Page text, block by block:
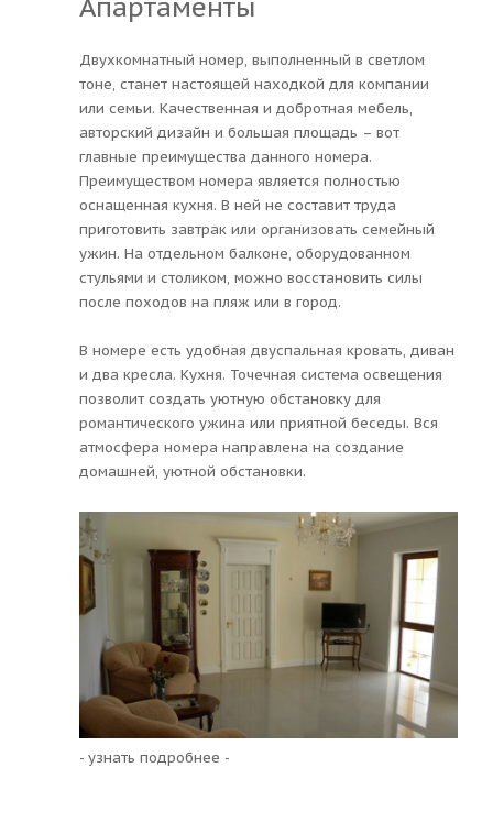
Двухкомнатный номер, выполненный в светлом
тоне, станет настоящей находкой для компании
или семьи. Качественная и добротная мебель,
авторский дизайн и большая площадь – вот
главные преимущества данного номера.
Преимуществом номера является полностью
оснащенная кухня. В ней не составит труда
приготовить завтрак или организовать семейный
ужин. На отдельном балконе, оборудованном
стульями и столиком, можно восстановить силы
после походов на пляж или в город.
В номере есть удобная двуспальная кровать, диван
и два кресла. Кухня. Точечная система освещения
позволит создать уютную обстановку для
романтического ужина или приятной беседы. Вся
атмосфера номера направлена на создание
домашней, уютной обстановки.
- узнать подробнее -